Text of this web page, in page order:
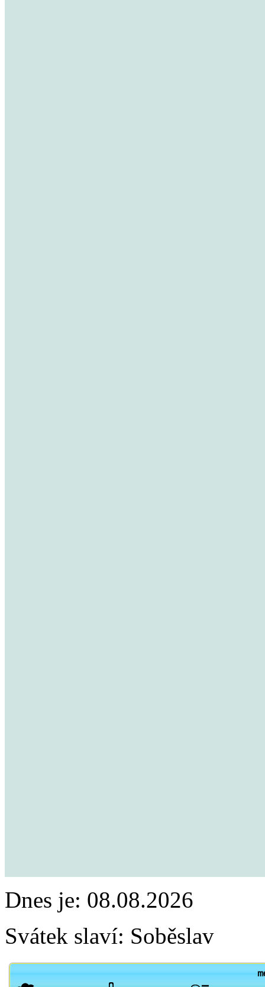
Dnes je: 08.08.2026
Svátek slaví: Soběslav